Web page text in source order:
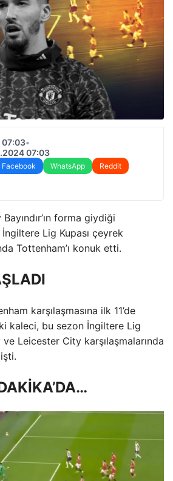
07:03•
07:03
Facebook WhatsApp
Reddit
forma giydiği
Lig Kupası çeyrek
Tottenham’ı konuk etti.
karşılaşmasına ilk 11’de
kaleci, bu sezon İngiltere Lig
ve Leicester City karşılaşmalarında